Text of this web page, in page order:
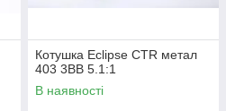
Котушка Eclipse CTR метал
403 3BB 5.1:1
В наявності